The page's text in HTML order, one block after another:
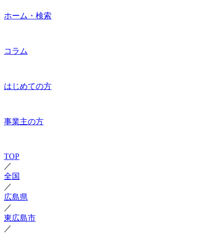
ホーム・検索
コラム
はじめての方
事業主の方
TOP
／
全国
／
広島県
／
東広島市
／